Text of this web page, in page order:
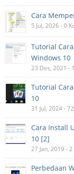
Cara
5 Jul, 2026 - 0
Tutorial
Windows 10
23 Des, 2021 -
Tutorial
10
31 Jul, 2024 -
Cara Install
10 [2]
27 Jan, 2019 -
Perbedaan